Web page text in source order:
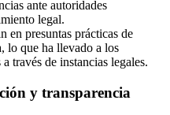
ante autoridades
legal.
en presuntas prácticas de
lo que ha llevado a los
través de instancias legales.
y transparencia